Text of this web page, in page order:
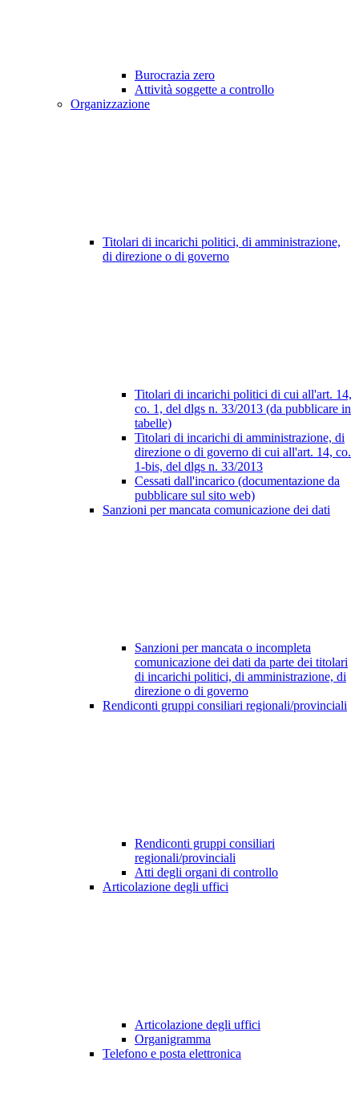
Burocrazia zero
Attività soggette a controllo
Organizzazione
Titolari di incarichi politici, di amministrazione,
di direzione o di governo
Titolari di incarichi politici di cui all'art. 14,
co. 1, del dlgs n. 33/2013 (da pubblicare in
tabelle)
Titolari di incarichi di amministrazione, di
direzione o di governo di cui all'art. 14, co.
1-bis, del dlgs n. 33/2013
Cessati dall'incarico (documentazione da
pubblicare sul sito web)
Sanzioni per mancata comunicazione dei dati
Sanzioni per mancata o incompleta
comunicazione dei dati da parte dei titolari
di incarichi politici, di amministrazione, di
direzione o di governo
Rendiconti gruppi consiliari regionali/provinciali
Rendiconti gruppi consiliari
regionali/provinciali
Atti degli organi di controllo
Articolazione degli uffici
Articolazione degli uffici
Organigramma
Telefono e posta elettronica